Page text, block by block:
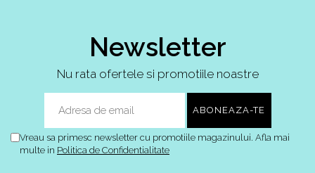
Tazz
Newsletter
Nu rata ofertele si promotiile noastre
Vreau sa primesc newsletter cu promotiile magazinului. Afla mai
multe in Politica de Confidentialitate